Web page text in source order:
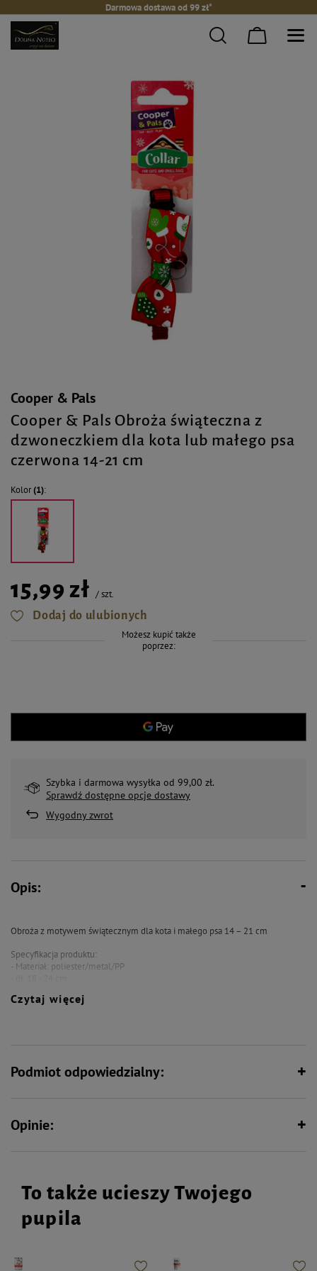
Darmowa dostawa od 99 zł*
Cooper & Pals
Cooper & Pals Obroża świąteczna z
dzwoneczkiem dla kota lub małego psa
czerwona 14-21 cm
Kolor(1)
15,99 zł /szt.
Dodaj do ulubionych
Możesz kupić także
poprzez:
Szybka i darmowa wysyłka od 99,00 zł.
Sprawdź dostępne opcje dostawy
Wygodny zwrot
Opis:
Obroża z motywem świątecznym dla kota i małego psa 14 – 21 cm
Specyfikacja produktu:
- Materiał: poliester/metal/PP
Czytaj więcej
Podmiot odpowiedzialny:
Opinie:
To także ucieszy Twojego
pupila